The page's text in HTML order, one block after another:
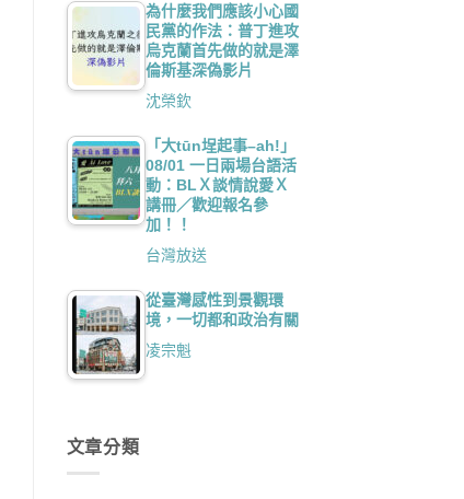
為什麼我們應該小心國
民黨的作法：普丁進攻
烏克蘭首先做的就是澤
倫斯基深偽影片
沈榮欽
「大tūn埕起事–ah!」
08/01 一日兩場台語活
動：BLＸ談情說愛Ｘ
講冊／歡迎報名參
加！！
台灣放送
從臺灣感性到景觀環
境，一切都和政治有關
凌宗魁
文章分類